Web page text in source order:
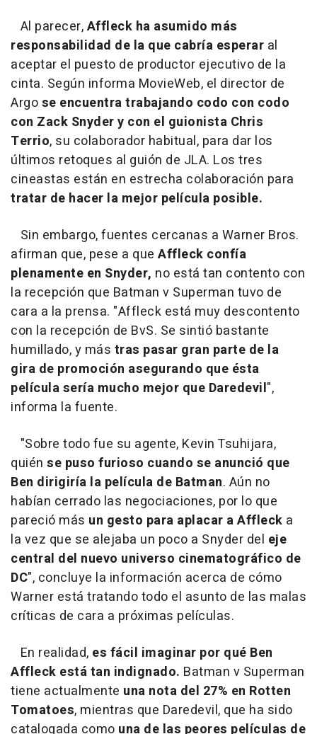
Al parecer,Affleck ha asumido más
responsabilidad de la que cabría esperar al
aceptar el puesto de productor ejecutivo de la
cinta. Según informa MovieWeb, el director de
Argose encuentra trabajando codo con codo
con Zack Snyder y con el guionista Chris
Terrio, su colaborador habitual, para dar los
últimos retoques al guión de JLA. Los tres
cineastas están en estrecha colaboración para
tratar de hacer la mejor película posible.
Sin embargo, fuentes cercanas a Warner Bros.
afirman que, pese a que Affleck confía
plenamente en Snyder, no está tan contento con
la recepción que Batman v Superman tuvo de
cara a la prensa. "Affleck está muy descontento
con la recepción de BvS. Se sintió bastante
humillado, y más tras pasar gran parte de la
gira de promoción asegurando que ésta
película sería mucho mejor que Daredevil",
informa la fuente.
"Sobre todo fue su agente, Kevin Tsuhijara,
quién se puso furioso cuando se anunció que
Ben dirigiría la película de Batman. Aún no
habían cerrado las negociaciones, por lo que
pareció más un gesto para aplacar a Affleck a
la vez que se alejaba un poco a Snyder del eje
central del nuevo universo cinematográfico de
DC", concluye la información acerca de cómo
Warner está tratando todo el asunto de las malas
críticas de cara a próximas películas.
En realidad, es fácil imaginar por qué Ben
Affleck está tan indignado. Batman v Superman
tiene actualmente una nota del 27% en Rotten
Tomatoes, mientras que Daredevil, que ha sido
catalogada como una de las peores películas de